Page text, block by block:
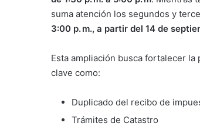
suma atención los segundos y
3:00 p. m., a partir del 14 de
Esta ampliación busca fortalecer
clave como:
Duplicado del recibo de
Trámites de Catastro